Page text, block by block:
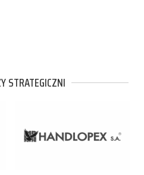
STRATEGICZNI